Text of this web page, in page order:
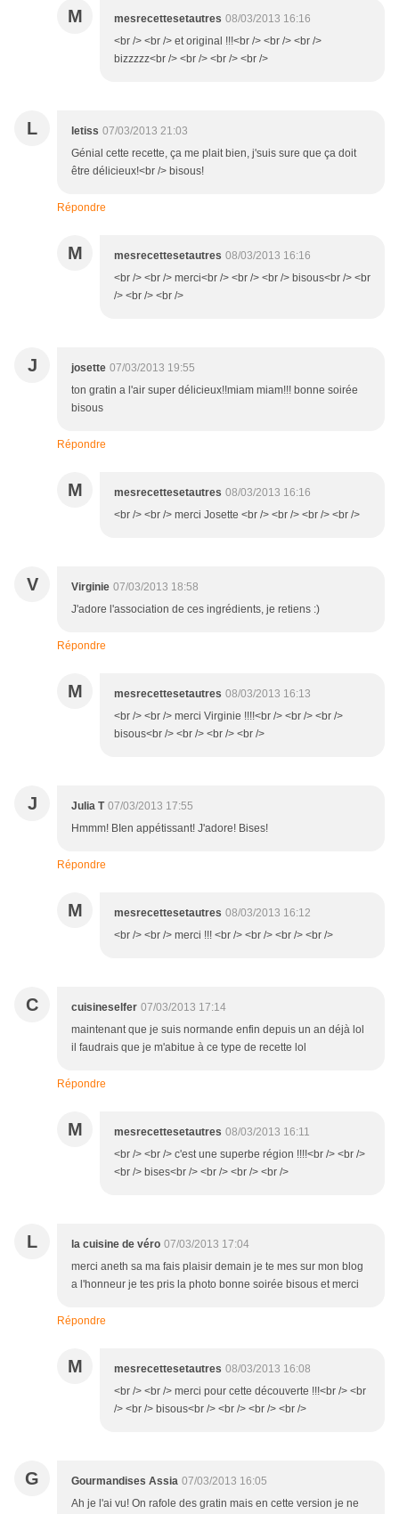
M mesrecettesetautres 08/03/2013 16:16
<br /> <br /> et original !!!<br /> <br /> <br />
bizzzzz<br /> <br /> <br /> <br />
L letiss 07/03/2013 21:03
Génial cette recette, ça me plait bien, j'suis sure que ça doit
être délicieux!<br /> bisous!
Répondre
M mesrecettesetautres 08/03/2013 16:16
<br /> <br /> merci<br /> <br /> <br /> bisous<br /> <br
/> <br /> <br />
J josette 07/03/2013 19:55
ton gratin a l'air super délicieux!!miam miam!!! bonne soirée
bisous
Répondre
M mesrecettesetautres 08/03/2013 16:16
<br /> <br /> merci Josette <br /> <br /> <br /> <br />
V Virginie 07/03/2013 18:58
J'adore l'association de ces ingrédients, je retiens :)
Répondre
M mesrecettesetautres 08/03/2013 16:13
<br /> <br /> merci Virginie !!!!<br /> <br /> <br />
bisous<br /> <br /> <br /> <br />
J Julia T 07/03/2013 17:55
Hmmm! BIen appétissant! J'adore! Bises!
Répondre
M mesrecettesetautres 08/03/2013 16:12
<br /> <br /> merci !!! <br /> <br /> <br /> <br />
C cuisineselfer 07/03/2013 17:14
maintenant que je suis normande enfin depuis un an déjà lol
il faudrais que je m'abitue à ce type de recette lol
Répondre
M mesrecettesetautres 08/03/2013 16:11
<br /> <br /> c'est une superbe région !!!!<br /> <br />
<br /> bises<br /> <br /> <br /> <br />
L la cuisine de véro 07/03/2013 17:04
merci aneth sa ma fais plaisir demain je te mes sur mon blog
a l'honneur je tes pris la photo bonne soirée bisous et merci
Répondre
M mesrecettesetautres 08/03/2013 16:08
<br /> <br /> merci pour cette découverte !!!<br /> <br
/> <br /> bisous<br /> <br /> <br /> <br />
G Gourmandises Assia 07/03/2013 16:05
Ah je l'ai vu! On rafole des gratin mais en cette version je ne